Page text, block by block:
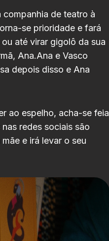
de teatro à
se prioridade e fará
até virar gigolô da sua
Ana.Ana e Vasco
depois disso e Ana
ao espelho, acha-se feia
redes sociais são
e irá levar o seu